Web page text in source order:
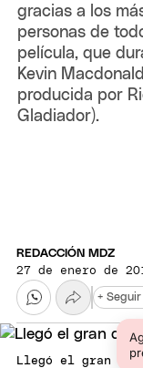
gracias a los
personas de
película, que
Kevin
producida por
Gladiador).
REDACCIÓN MDZ
27 de enero de
+
Llegó el gran